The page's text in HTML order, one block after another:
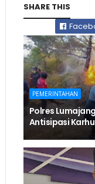
SHARE THIS
PEMERINTAHAN
Polres
Antisipasi